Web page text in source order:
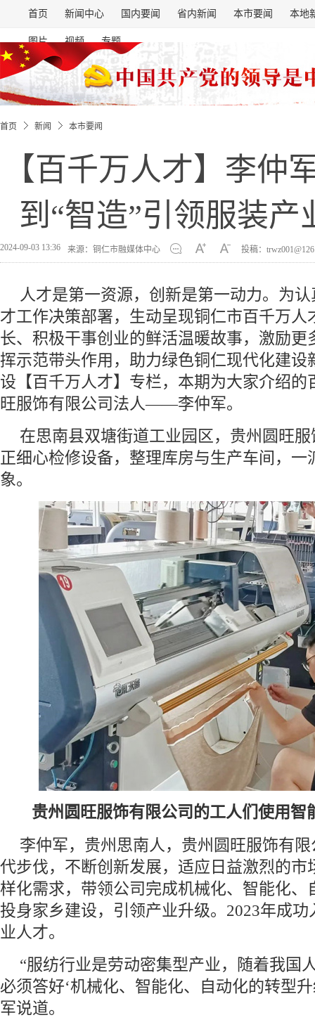
首页 新闻中心 国内要闻 省内新闻 本市要闻 本地
图片 视频 专题
首页 新闻 本市要闻
【百千万人才】李仲
到“智造”引领服装产
2024-09-03 13:36 来源：铜仁市融媒体中心 投稿：
人才是第一资源，创新是第一动力。为
才工作决策部署，生动呈现铜仁市百千万人
长、积极干事创业的鲜活温暖故事，激励更
挥示范带头作用，助力绿色铜仁现代化建设
设【百千万人才】专栏，本期为大家介绍的
旺服饰有限公司法人——李仲军。
在思南县双塘街道工业园区，贵州圆旺
正细心检修设备，整理库房与生产车间，一
象。
贵州圆旺服饰有限公司的工人们使用智
李仲军，贵州思南人，贵州圆旺服饰有
代步伐，不断创新发展，适应日益激烈的市
样化需求，带领公司完成机械化、智能化、
投身家乡建设，引领产业升级。2023年成
业人才。
“服纺行业是劳动密集型产业，随着我国
必须答好‘机械化、智能化、自动化的转型
军说道。